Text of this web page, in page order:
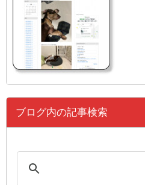
ブログ内の記事検索